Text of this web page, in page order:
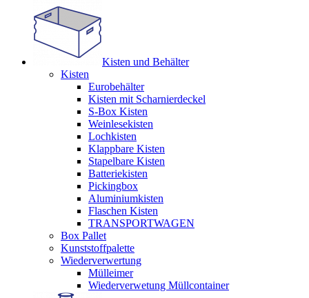
Kisten und Behälter
Kisten
Eurobehälter
Kisten mit Scharnierdeckel
S-Box Kisten
Weinlesekisten
Lochkisten
Klappbare Kisten
Stapelbare Kisten
Batteriekisten
Pickingbox
Aluminiumkisten
Flaschen Kisten
TRANSPORTWAGEN
Box Pallet
Kunststoffpalette
Wiederverwertung
Mülleimer
Wiederverwetung Müllcontainer